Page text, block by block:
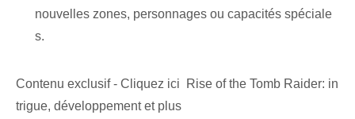
nouvelles zones, personnages ou capacités spéciale
s.
Contenu exclusif - Cliquez ici Rise of the Tomb Raider: in
trigue, développement et plus